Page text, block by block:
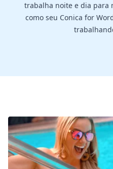
trabalha noite e dia para
como seu Conica for